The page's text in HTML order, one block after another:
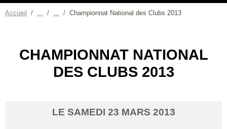
Accueil Championnat National des Clubs 2013
CHAMPIONNAT NATIONAL
DES CLUBS 2013
LE SAMEDI 23 MARS 2013